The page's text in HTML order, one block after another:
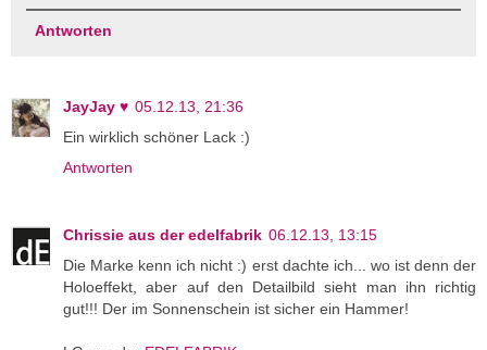
Antworten
JayJay ♥ 05.12.13, 21:36
Ein wirklich schöner Lack :)
Antworten
Chrissie aus der edelfabrik 06.12.13, 13:15
Die Marke kenn ich nicht :) erst dachte ich... wo ist denn der
Holoeffekt, aber auf den Detailbild sieht man ihn richtig
gut!!! Der im Sonnenschein ist sicher ein Hammer!